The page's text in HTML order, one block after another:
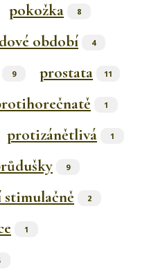
pokožka 8
období 4
9 prostata 11
1
protizánětlivá 1
9
stimulačně 2
1